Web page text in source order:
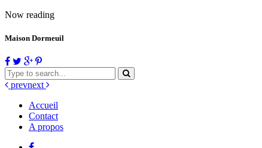
Now reading
Maison Dormeuil
prevnext
Accueil
Contact
A propos